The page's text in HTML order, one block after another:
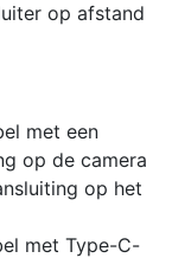
op afstand
met een
op de camera
op het
met Type-C-